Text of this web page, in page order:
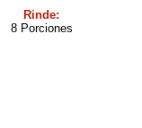
Rinde:
8 Porciones